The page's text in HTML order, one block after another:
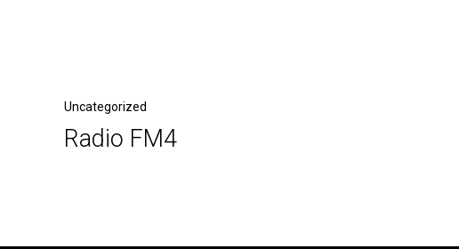
Vorheriger
Beitrag
Uncategorized
Radio FM4